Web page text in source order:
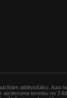
atbilstošāko. Auto
termiņu no 3